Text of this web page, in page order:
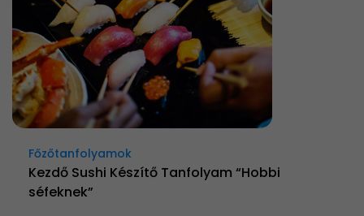
Főzőtanfolyamok
Kezdő Sushi Készítő Tanfolyam “Hobbi
séfeknek”